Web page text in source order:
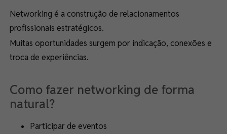
Networking é a construção de relacionamentos
profissionais estratégicos.
Muitas oportunidades surgem por indicação, conexões e
troca de experiências.
Como fazer networking de forma
natural?
Participar de eventos